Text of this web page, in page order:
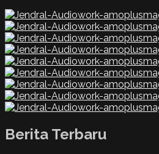
Berita Terbaru